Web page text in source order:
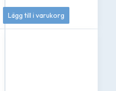
349kr
Lägg till i varukorg